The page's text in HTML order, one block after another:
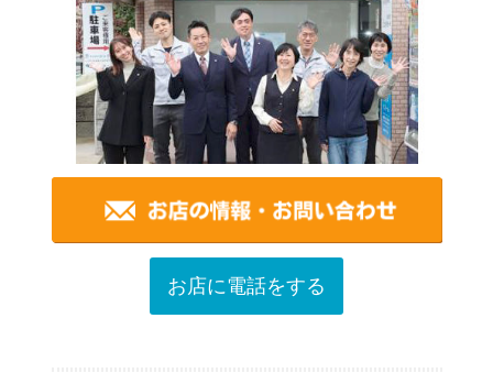
お店に電話をする